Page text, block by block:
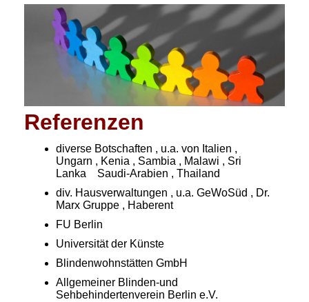
Referenzen
diverse Botschaften , u.a. von Italien ,
Ungarn , Kenia , Sambia , Malawi , Sri
Lanka Saudi-Arabien , Thailand
div. Hausverwaltungen , u.a. GeWoSüd , Dr.
Marx Gruppe , Haberent
FU Berlin
Universität der Künste
Blindenwohnstätten GmbH
Allgemeiner Blinden-und
Sehbehindertenverein Berlin e.V.